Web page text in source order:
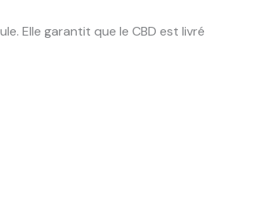
Elle garantit que le CBD est livré